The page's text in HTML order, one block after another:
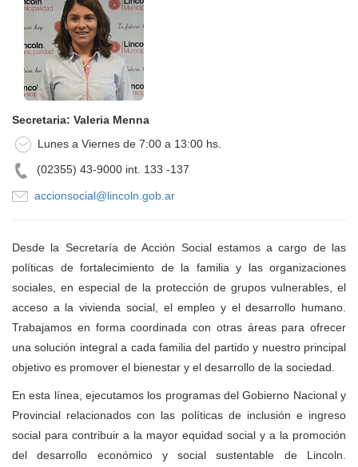
Secretaria: Valeria Menna
Lunes a Viernes de 7:00 a 13:00 hs.
(02355) 43-9000 int. 133 -137
accionsocial@lincoln.gob.ar
Desde la Secretaría de Acción Social estamos a cargo de las
políticas de fortalecimiento de la familia y las organizaciones
sociales, en especial de la protección de grupos vulnerables, el
acceso a la vivienda social, el empleo y el desarrollo humano.
Trabajamos en forma coordinada con otras áreas para ofrecer
una solución integral a cada familia del partido y nuestro principal
objetivo es promover el bienestar y el desarrollo de la sociedad.
En esta línea, ejecutamos los programas del Gobierno Nacional y
Provincial relacionados con las políticas de inclusión e ingreso
social para contribuir a la mayor equidad social y a la promoción
del desarrollo económico y social sustentable de Lincoln.